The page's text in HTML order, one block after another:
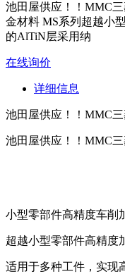
池田屋供应！！MMC
金材料 MS系列超越小
的AlTiN层采用纳
在线询价
详细信息
池田屋供应！！MMC
池田屋供应！！MMC
小型零部件高精度车削
超越小型零部件高精度
适用于多种工件，实现